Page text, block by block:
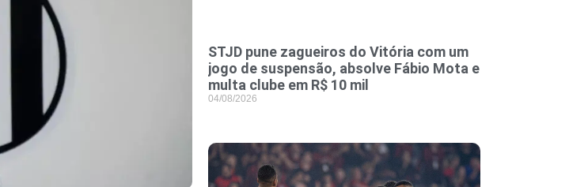
STJD pune zagueiros do Vitória com um
jogo de suspensão, absolve Fábio Mota e
multa clube em R$ 10 mil
04/08/2026